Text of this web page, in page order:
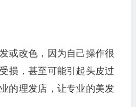
或改色，因为自己操作很
损，甚至可能引起头皮过
的理发店，让专业的美发